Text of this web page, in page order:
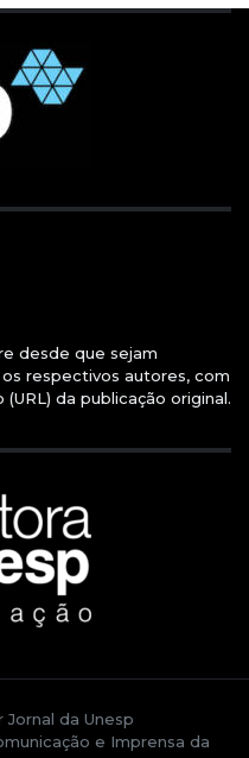
desde que sejam
respectivos autores, com
da publicação original.
da Unesp
e Imprensa da